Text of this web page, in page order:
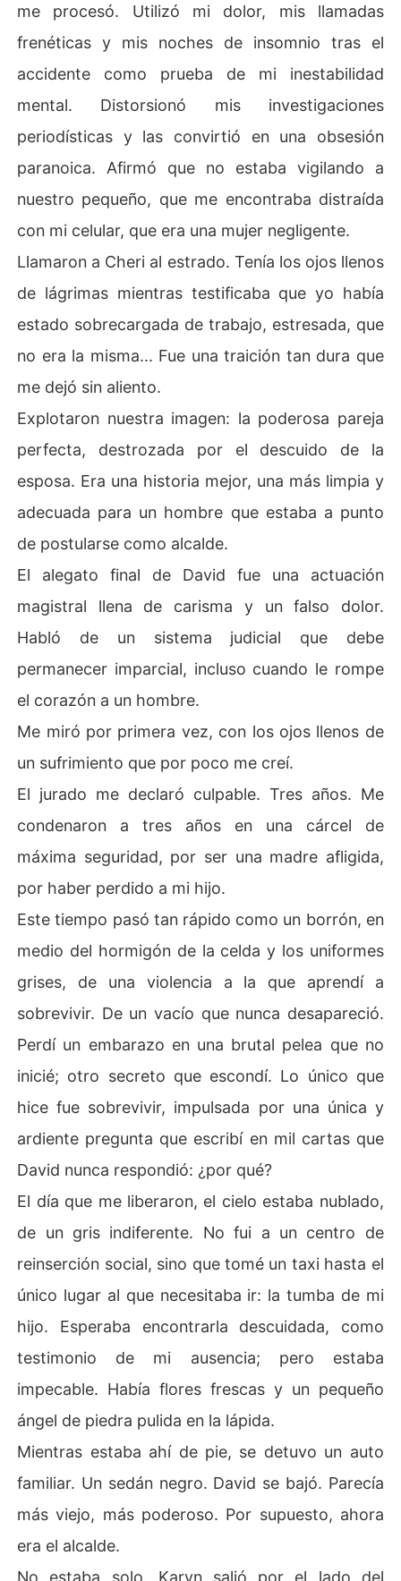
me procesó. Utilizó mi dolor, mis llamadas
frenéticas y mis noches de insomnio tras el
accidente como prueba de mi inestabilidad
mental. Distorsionó mis investigaciones
periodísticas y las convirtió en una obsesión
paranoica. Afirmó que no estaba vigilando a
nuestro pequeño, que me encontraba distraída
con mi celular, que era una mujer negligente.
Llamaron a Cheri al estrado. Tenía los ojos llenos
de lágrimas mientras testificaba que yo había
estado sobrecargada de trabajo, estresada, que
no era la misma... Fue una traición tan dura que
me dejó sin aliento.
Explotaron nuestra imagen: la poderosa pareja
perfecta, destrozada por el descuido de la
esposa. Era una historia mejor, una más limpia y
adecuada para un hombre que estaba a punto
de postularse como alcalde.
El alegato final de David fue una actuación
magistral llena de carisma y un falso dolor.
Habló de un sistema judicial que debe
permanecer imparcial, incluso cuando le rompe
el corazón a un hombre.
Me miró por primera vez, con los ojos llenos de
un sufrimiento que por poco me creí.
El jurado me declaró culpable. Tres años. Me
condenaron a tres años en una cárcel de
máxima seguridad, por ser una madre afligida,
por haber perdido a mi hijo.
Este tiempo pasó tan rápido como un borrón, en
medio del hormigón de la celda y los uniformes
grises, de una violencia a la que aprendí a
sobrevivir. De un vacío que nunca desapareció.
Perdí un embarazo en una brutal pelea que no
inicié; otro secreto que escondí. Lo único que
hice fue sobrevivir, impulsada por una única y
ardiente pregunta que escribí en mil cartas que
David nunca respondió: ¿por qué?
El día que me liberaron, el cielo estaba nublado,
de un gris indiferente. No fui a un centro de
reinserción social, sino que tomé un taxi hasta el
único lugar al que necesitaba ir: la tumba de mi
hijo. Esperaba encontrarla descuidada, como
testimonio de mi ausencia; pero estaba
impecable. Había flores frescas y un pequeño
ángel de piedra pulida en la lápida.
Mientras estaba ahí de pie, se detuvo un auto
familiar. Un sedán negro. David se bajó. Parecía
más viejo, más poderoso. Por supuesto, ahora
era el alcalde.
No estaba solo. Karyn salió por el lado del